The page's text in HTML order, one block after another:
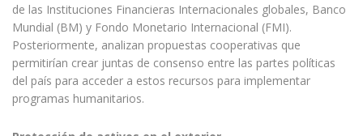
de las Instituciones Financieras Internacionales globales, Banco
Mundial (BM) y Fondo Monetario Internacional (FMI).
Posteriormente, analizan propuestas cooperativas que
permitirían crear juntas de consenso entre las partes políticas
del país para acceder a estos recursos para implementar
programas humanitarios.